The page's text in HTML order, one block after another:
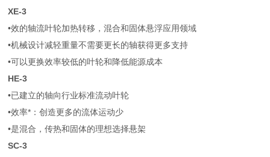
XE-3
•效的轴流叶轮加热转移，混合和固体悬浮应用领域
•机械设计减轻重量不需要更长的轴获得更多支持
•可以更换效率较低的叶轮和降低能源成本
HE-3
•已建立的轴向行业标准流动叶轮
•效率*：创造更多的流体运动少
•是混合，传热和固体的理想选择悬架
SC-3